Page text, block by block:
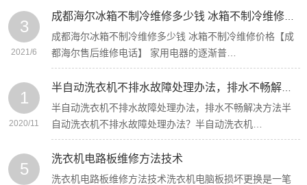
3
2021/6
成都海尔冰箱不制冷维修多少钱 冰箱不制冷维修价格【成
都海尔售后维修电话】 家用电器的逐渐普…
1
2020/11
半自动洗衣机不排水故障处理办法，排水不畅解决方法半
自动洗衣机不排水故障处理办法？半自动洗衣机…
5
洗衣机电路板维修方法技术
洗衣机电路板维修方法技术洗衣机电脑板损坏更换是一笔